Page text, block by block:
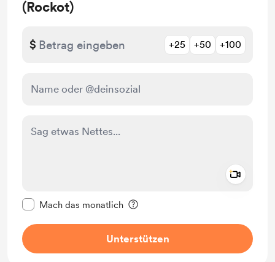
(Rockot)
$ +25 +50 +100
Mach das monatlich
Unterstützen